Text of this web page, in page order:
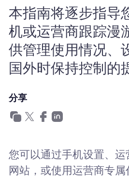
使用 eSIM
企业用户
本指南将逐步指导
机或运营商跟踪漫
供管理使用情况、
国外时保持控制的
分享
您可以通过手机设置、
网站，或使用运营商专